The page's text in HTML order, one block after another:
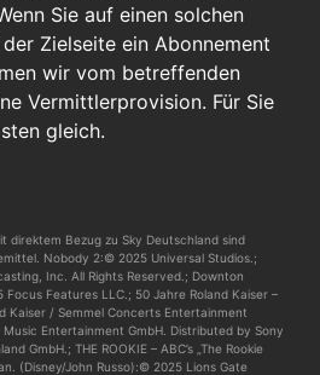
Sie auf einen solchen
Zielseite ein Abonnement
wir vom betreffenden
Vermittlerprovision. Für Sie
gleich.
direktem Bezug zu Sky Deutschland sind
Nobody 2:© 2025 Universal Studios.;
Inc. All Rights Reserved.; Downton
Features LLC.; 50 Jahre Roland Kaiser –
Kaiser / Semmel Concerts Entertainment
Entertainment GmbH. Distributed by Sony
GmbH.; THE ROOKIE – ABC’s „The Rookie
(Disney/John Russo):© 2025 Lions Gate